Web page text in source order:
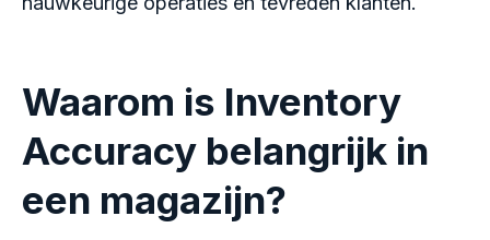
Waarom is Inventory
Accuracy belangrijk in
een magazijn?